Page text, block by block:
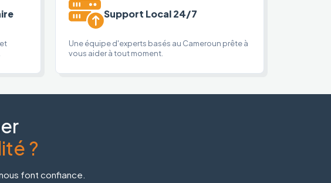
Support Local 24/7
Une équipe d'experts basés au Cameroun prête à
vous aider à tout moment.
?
font confiance.